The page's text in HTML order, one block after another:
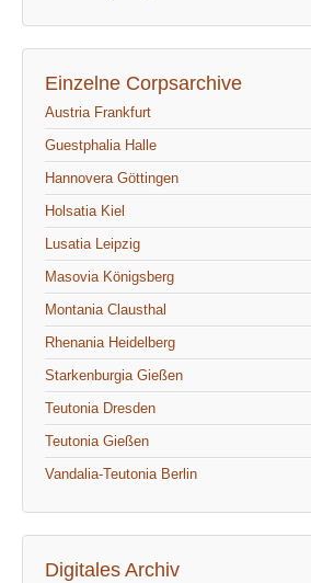
Einzelne Corpsarchive
Austria Frankfurt
Guestphalia Halle
Hannovera Göttingen
Holsatia Kiel
Lusatia Leipzig
Masovia Königsberg
Montania Clausthal
Rhenania Heidelberg
Starkenburgia Gießen
Teutonia Dresden
Teutonia Gießen
Vandalia-Teutonia Berlin
Digitales Archiv